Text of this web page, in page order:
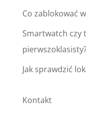
Co zablokować
Smartwatch czy
Jak sprawdzić
Kontakt